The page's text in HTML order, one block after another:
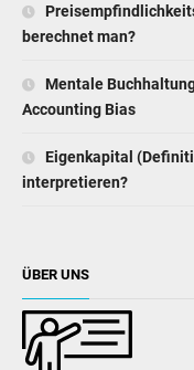
berechnet man?
Mentale
Accounting Bias
Eigenkapital
interpretieren?
ÜBER UNS